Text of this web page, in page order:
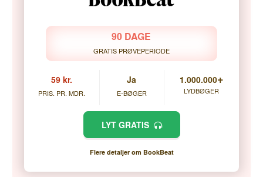
90 DAGE
GRATIS PRØVEPERIODE
59 kr.
PRIS. PR. MDR.
Ja
E-BØGER
1.000.000+
LYDBØGER
LYT GRATIS
Flere detaljer om BookBeat